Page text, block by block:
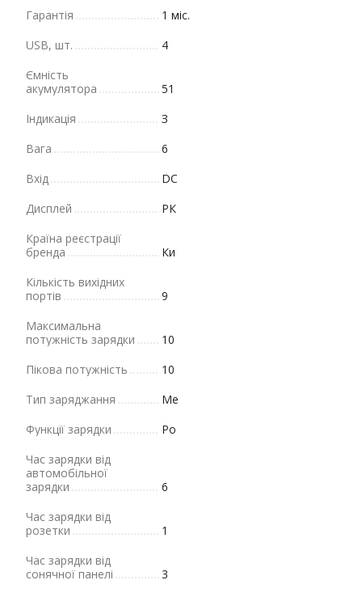
Гарантія
1 міс.
USB, шт.
4
Ємність
акумулятора
51
Індикація
З
Вага
6
Вхід
DC
Дисплей
РК
Країна реєстрації
бренда
Ки
Кількість вихідних
портів
9
Максимальна
потужність зарядки
10
Пікова потужність
10
Тип заряджання
Ме
Функції зарядки
Po
Час зарядки від
автомобільної
зарядки
6
Час зарядки від
розетки
1
Час зарядки від
сонячної панелі
3